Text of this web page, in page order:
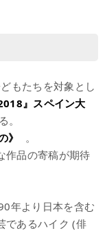
もたちを対象とし
』スペイン大
。
》
。
作品の寄稿が期待
年より日本を含む
であるハイク (俳